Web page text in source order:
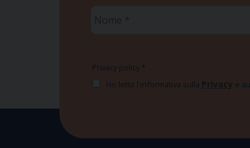
Privacy policy *
Ho letto l'informativa sulla Privacy e